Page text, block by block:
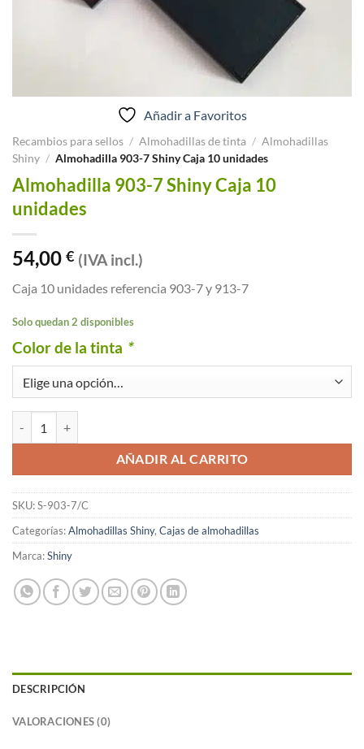
Añadir a Favoritos
Recambios para sellos / Almohadillas de tinta / Almohadillas
Shiny / Almohadilla 903-7 Shiny Caja 10 unidades
Almohadilla 903-7 Shiny Caja 10
unidades
54,00 € (IVA incl.)
Caja 10 unidades referencia 903-7 y 913-7
Solo quedan 2 disponibles
Color de la tinta *
AÑADIR AL CARRITO
SKU:S-903-7/C
Categorías:Almohadillas Shiny, Cajas de almohadillas
Marca:Shiny
DESCRIPCIÓN
VALORACIONES (0)